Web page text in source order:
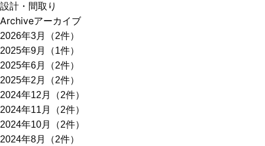
設計・間取り
Archiveアーカイブ
2026年3月（2件）
2025年9月（1件）
2025年6月（2件）
2025年2月（2件）
2024年12月（2件）
2024年11月（2件）
2024年10月（2件）
2024年8月（2件）